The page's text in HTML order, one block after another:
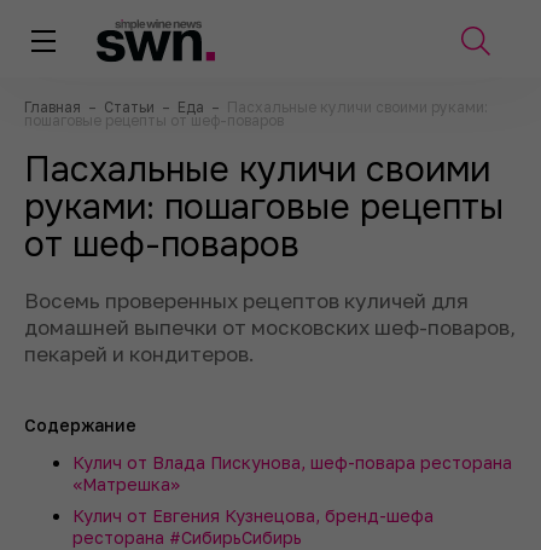
Главная – Статьи – Еда – Пасхальные куличи своими руками:
пошаговые рецепты от шеф-поваров
Пасхальные куличи своими
руками: пошаговые рецепты
от шеф-поваров
Восемь проверенных рецептов куличей для
домашней выпечки от московских шеф-поваров,
пекарей и кондитеров.
Содержание
Кулич от Влада Пискунова, шеф-повара ресторана
«Матрешка»
Кулич от Евгения Кузнецова, бренд-шефа
ресторана #СибирьСибирь